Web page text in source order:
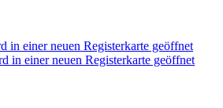
in einer neuen Registerkarte geöffnet
in einer neuen Registerkarte geöffnet